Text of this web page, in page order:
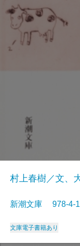
村上春樹／文、
新潮文庫 978-4-
文庫電子書籍あり